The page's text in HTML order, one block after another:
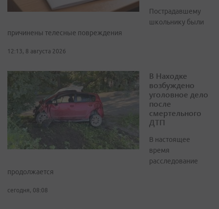
Пострадавшему
школьнику были
причинены телесные повреждения
12:13, 8 августа 2026
В Находке
возбуждено
уголовное дело
после
смертельного
ДТП
В настоящее
время
расследование
продолжается
сегодня, 08:08